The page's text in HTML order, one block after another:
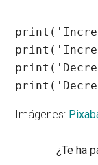
Imágenes:
¿Te ha